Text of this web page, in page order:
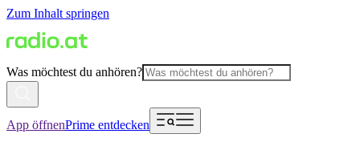
Zum Inhalt springen
Was möchtest du anhören?
App öffnenPrime entdecken